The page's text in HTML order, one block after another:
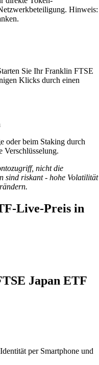
Hinweis:
Sie Ihr Franklin FTSE
Klicks durch einen
oder beim Staking durch
Verschlüsselung.
nicht die
sind riskant - hohe Volatilität
Live-Preis in
Japan ETF
per Smartphone und